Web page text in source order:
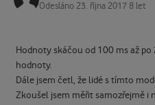
Odesláno 23. října 2017 8 let
Hodnoty skáčou od 100 ms až
hodnoty.
Dále jsem četl, že lidé s tímto
Zkoušel jsem měřit samozřejmě i